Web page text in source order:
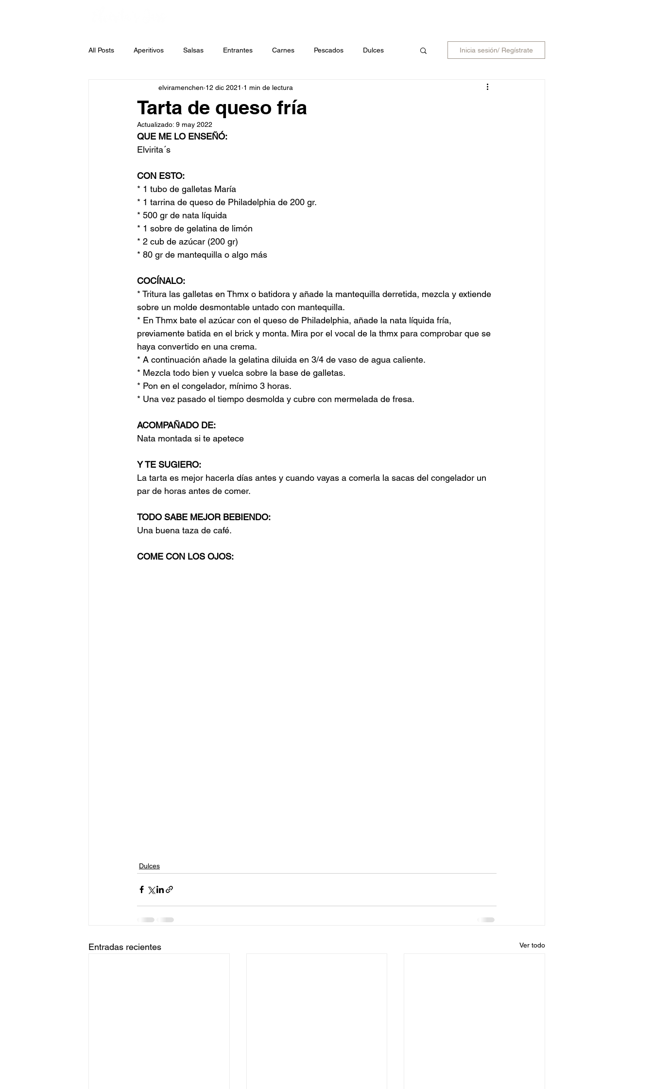
All Posts Aperitivos Salsas Entrantes Carnes Pescados Dulces
Legumbres Pasta Arroces Huevos
Ensaladas Jars Patatas
Inicia sesión/ Regístrate
Tarta de queso fría
elviramenchen 12 dic 2021 1 min de lectura
Actualizado: 9 may 2022
QUE ME LO ENSEÑÓ:
Elvirita´s
CON ESTO:
* 1 tubo de galletas María
* 1 tarrina de queso de Philadelphia de 200 gr.
* 500 gr de nata líquida
* 1 sobre de gelatina de limón
* 2 cub de azúcar (200 gr)
* 80 gr de mantequilla o algo más
COCÍNALO:
* Tritura las galletas en Thmx o batidora y añade la mantequilla derretida, mezcla y extiende
sobre un molde desmontable untado con mantequilla.
* En Thmx bate el azúcar con el queso de Philadelphia, añade la nata líquida fría,
previamente batida en el brick y monta. Mira por el vocal de la thmx para comprobar que se
haya convertido en una crema.
* A continuación añade la gelatina diluida en 3/4 de vaso de agua caliente.
* Mezcla todo bien y vuelca sobre la base de galletas.
* Pon en el congelador, mínimo 3 horas.
* Una vez pasado el tiempo desmolda y cubre con mermelada de fresa.
ACOMPAÑADO DE:
Nata montada si te apetece
Y TE SUGIERO:
La tarta es mejor hacerla días antes y cuando vayas a comerla la sacas del congelador un
par de horas antes de comer.
TODO SABE MEJOR BEBIENDO:
Una buena taza de café.
COME CON LOS OJOS:
Dulces
Entradas recientes Ver todo